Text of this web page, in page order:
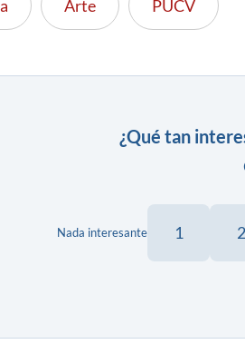
Arte PUCV
¿Qué tan
Nada interesante 1 2